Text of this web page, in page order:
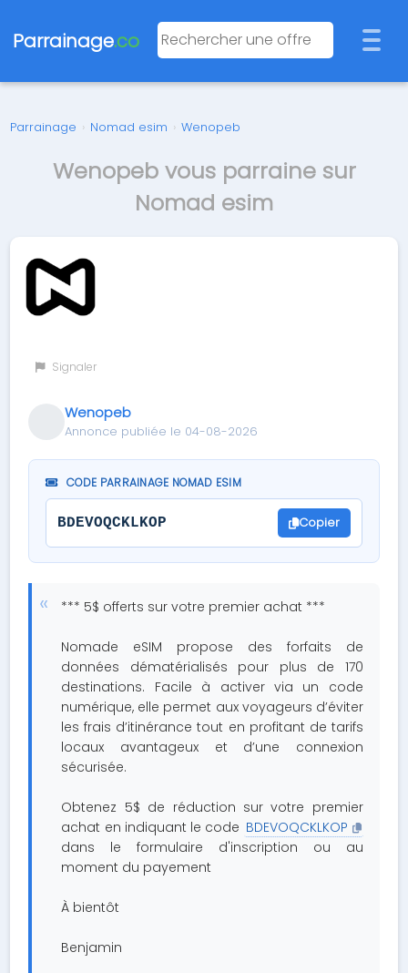
Parrainage.co
Parrainage › Nomad esim › Wenopeb
Wenopeb vous parraine sur
Nomad esim
Signaler
Wenopeb
Annonce publiée le 04-08-2026
CODE PARRAINAGE NOMAD ESIM
BDEVOQCKLKOP Copier
*** 5$ offerts sur votre premier achat ***
Nomade eSIM propose des forfaits de
données dématérialisés pour plus de 170
destinations. Facile à activer via un code
numérique, elle permet aux voyageurs d’éviter
les frais d’itinérance tout en profitant de tarifs
locaux avantageux et d’une connexion
sécurisée.
Obtenez 5$ de réduction sur votre premier
achat en indiquant le code BDEVOQCKLKOP
dans le formulaire d'inscription ou au
moment du payement
À bientôt
Benjamin